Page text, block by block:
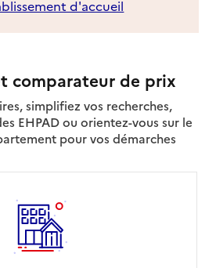
d'accueil
comparateur de prix
simplifiez vos recherches,
EHPAD ou orientez-vous sur le
pour vos démarches